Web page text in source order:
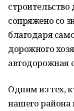
строительство
сопряжено со
благодаря
дорожного
автодорожная
Одним из тех,
нашего района